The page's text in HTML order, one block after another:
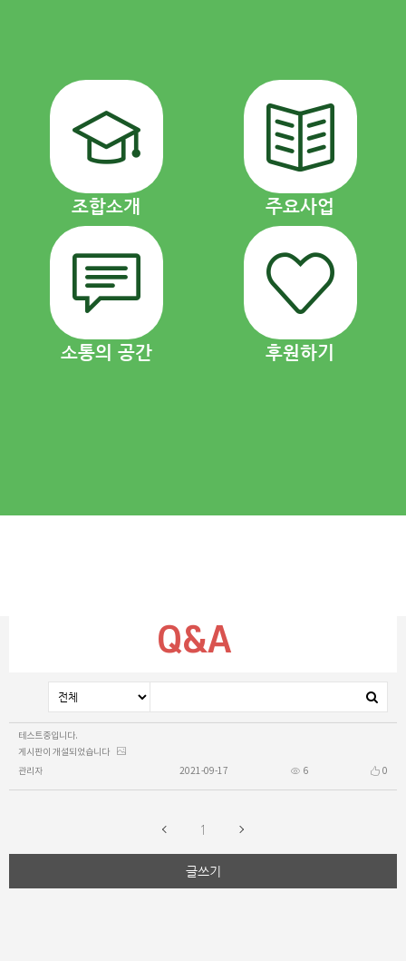
조합소개 주요사업
소통의 공간 후원하기
Q&A
테스트중입니다.
게시판이 개설되었습니다
관리자
0
6
2021-09-17
1
글쓰기